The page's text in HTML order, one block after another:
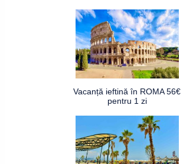
Vacanță ieftină în ROMA 56€
pentru 1 zi